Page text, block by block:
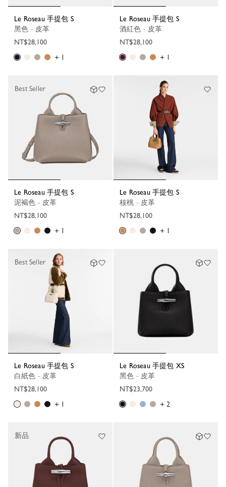
Le Roseau 手提包 S
黑色 - 皮革
NT$28,100
+ 1
Le Roseau 手提包 S
酒紅色 - 皮革
NT$28,100
+ 1
Le Roseau 手提包 S
泥褐色 - 皮革
NT$28,100
+ 1
Best Seller
Le Roseau 手提包 S
核桃 - 皮革
NT$28,100
+ 1
Le Roseau 手提包 S
白紙色 - 皮革
NT$28,100
+ 1
Best Seller
Le Roseau 手提包 XS
黑色 - 皮革
NT$23,700
+ 2
新品